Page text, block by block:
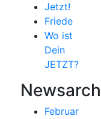
Jetzt!
Friede
Wo ist
Dein
JETZT?
Februar